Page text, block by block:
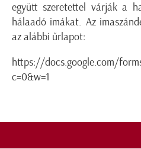
együtt szeretettel várják a
hálaadó imákat. Az
az alábbi űrlapot:
https://docs.google.com/
c=0&w=1